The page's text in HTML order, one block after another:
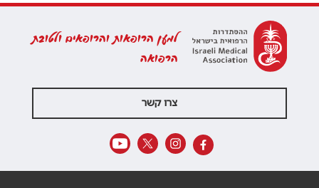
למען הרופאות והרופאים ולטובת
הרפואה
צרו קשר